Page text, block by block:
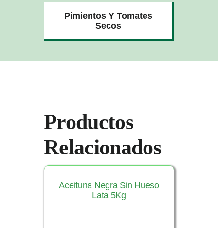
Pimientos Y Tomates
Secos
Productos
Relacionados
Aceituna Negra Sin Hueso
Lata 5Kg